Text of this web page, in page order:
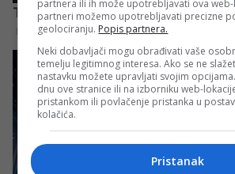
partnera ili ih može upotrebljavati ova web-
partneri možemo upotrebljavati precizne
geolociranju. Popis partnera.
Neki dobavljači mogu obrađivati vaše
temelju legitimnog interesa. Ako se ne
nastavku možete upravljati svojim
dnu ove stranice ili na izborniku web-
pristankom ili povlačenje pristanka u
kolačića.
Pristanak